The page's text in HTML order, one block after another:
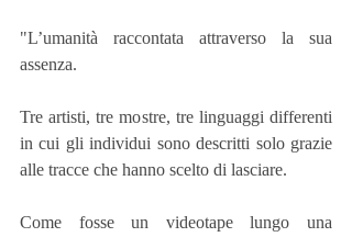
"L’umanità raccontata attraverso la sua
assenza.
Tre artisti, tre mostre, tre linguaggi differenti
in cui gli individui sono descritti solo grazie
alle tracce che hanno scelto di lasciare.
Come fosse un videotape lungo una